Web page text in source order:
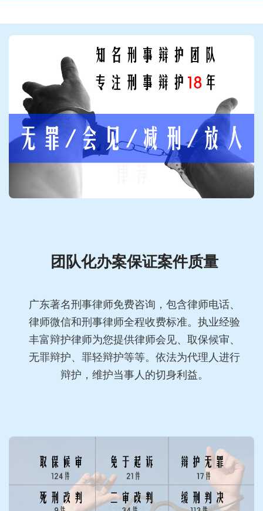
团队化办案保证案件质量
广东著名刑事律师免费咨询，包含律师电话、
律师微信和刑事律师全程收费标准。执业经验
丰富辩护律师为您提供律师会见、取保候审、
无罪辩护、罪轻辩护等等。依法为代理人进行
辩护，维护当事人的切身利益。